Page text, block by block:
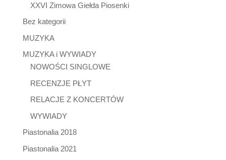
XXVI Zimowa Giełda Piosenki
Bez kategorii
MUZYKA
MUZYKA i WYWIADY
NOWOŚCI SINGLOWE
RECENZJE PŁYT
RELACJE Z KONCERTÓW
WYWIADY
Piastonalia 2018
Piastonalia 2021